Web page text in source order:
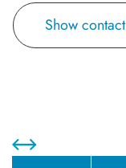
Show contact